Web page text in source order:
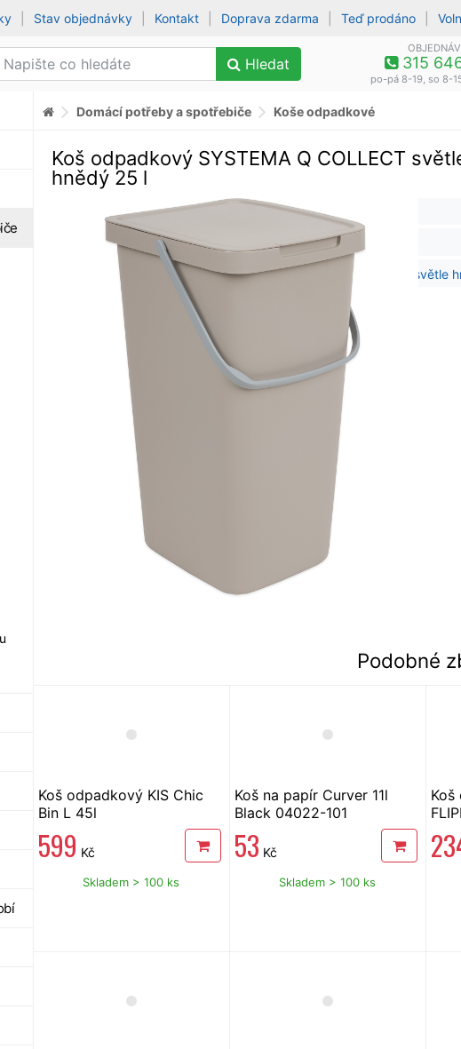
Stav objednávky Kontakt Doprava zdarma Teď prodáno
Hledat 315
po-pá 8-19, so 8-
Domácí potřeby a spotřebiče Koše odpadkové
Koš odpadkový SYSTEMA Q COLLECT
hnědý 25 l
Podobné
Koš odpadkový KIS Chic
Bin L 45l
599 Kč
Skladem > 100 ks
Koš na papír Curver 11l
Black 04022-101
53 Kč
Skladem > 100 ks